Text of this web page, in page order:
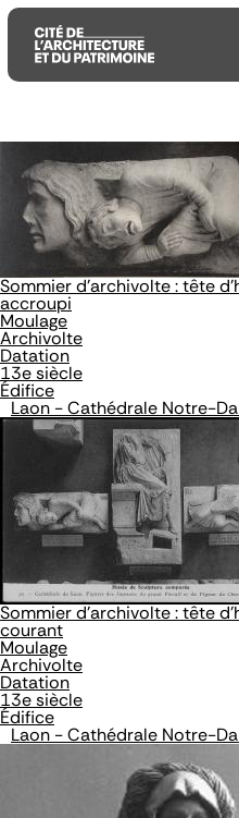
Aller
contenu
principal
Aller
menu
principal
Aller
recherche
Sommier d'archivolte : tête
accroupi
Moulage
Archivolte
Datation
13e siècle
Édifice
Laon - Cathédrale Notre-
Sommier d'archivolte : tête
courant
Moulage
Archivolte
Datation
13e siècle
Édifice
Laon - Cathédrale Notre-